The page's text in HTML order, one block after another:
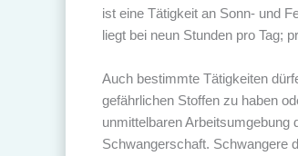
ist eine Tätigkeit an Sonn- und
liegt bei neun Stunden pro Tag;
Auch bestimmte Tätigkeiten
gefährlichen Stoffen zu haben
unmittelbaren
Schwangerschaft. Schwangere